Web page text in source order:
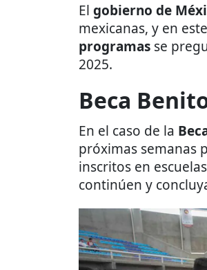
El gobierno de
mexicanas, y en
programas se
2025.
Beca
En el caso de la
próximas semanas
inscritos en
continúen y